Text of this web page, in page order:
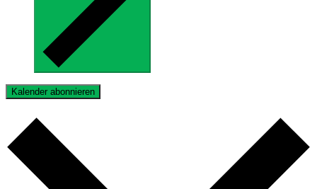
Kalender abonnieren